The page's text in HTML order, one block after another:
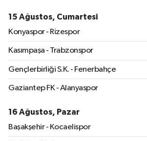
15 Ağustos, Cumartesi
Konyaspor - Rizespor
Kasımpaşa - Trabzonspor
Gençlerbirliği S.K. - Fenerbahçe
Gaziantep FK - Alanyaspor
16 Ağustos, Pazar
Başakşehir - Kocaelispor